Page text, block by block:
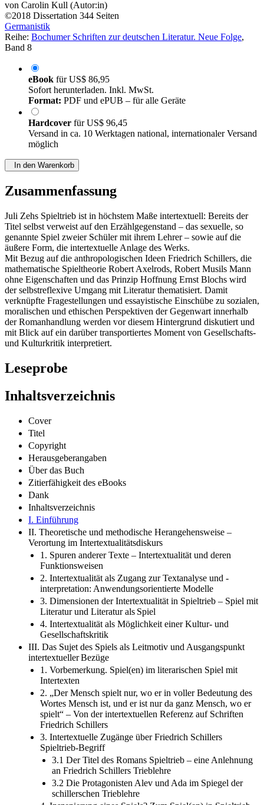
von Carolin Kull (Autor:in)
©2018 Dissertation 344 Seiten
Germanistik
Reihe: Bochumer Schriften zur deutschen Literatur. Neue Folge,
Band 8
eBook fürUS$ 86,95
Sofort herunterladen. Inkl. MwSt.
Format: PDF und ePUB – für alle Geräte
Hardcover fürUS$ 96,45
Versand in ca. 10 Werktagen national, internationaler Versand
möglich
In den Warenkorb
Zusammenfassung
Juli Zehs Spieltrieb ist in höchstem Maße intertextuell: Bereits der
Titel selbst verweist auf den Erzählgegenstand – das sexuelle, so
genannte Spiel zweier Schüler mit ihrem Lehrer – sowie auf die
äußere Form, die intertextuelle Anlage des Werks.
Mit Bezug auf die anthropologischen Ideen Friedrich Schillers, die
mathematische Spieltheorie Robert Axelrods, Robert Musils Mann
ohne Eigenschaften und das Prinzip Hoffnung Ernst Blochs wird
der selbstreflexive Umgang mit Literatur thematisiert. Damit
verknüpfte Fragestellungen und essayistische Einschübe zu sozialen,
moralischen und ethischen Perspektiven der Gegenwart innerhalb
der Romanhandlung werden vor diesem Hintergrund diskutiert und
mit Blick auf ein darüber transportiertes Moment von Gesellschafts-
und Kulturkritik interpretiert.
Leseprobe
Inhaltsverzeichnis
Cover
Titel
Copyright
Herausgeberangaben
Über das Buch
Zitierfähigkeit des eBooks
Dank
Inhaltsverzeichnis
I. Einführung
II. Theoretische und methodische Herangehensweise –
Verortung im Intertextualitätsdiskurs
1. Spuren anderer Texte – Intertextualität und deren
Funktionsweisen
2. Intertextualität als Zugang zur Textanalyse und -
interpretation: Anwendungsorientierte Modelle
3. Dimensionen der Intertextualität in Spieltrieb – Spiel mit
Literatur und Literatur als Spiel
4. Intertextualität als Möglichkeit einer Kultur- und
Gesellschaftskritik
III. Das Sujet des Spiels als Leitmotiv und Ausgangspunkt
intertextueller Bezüge
1. Vorbemerkung. Spiel(en) im literarischen Spiel mit
Intertexten
2. „Der Mensch spielt nur, wo er in voller Bedeutung des
Wortes Mensch ist, und er ist nur da ganz Mensch, wo er
spielt“ – Von der intertextuellen Referenz auf Schriften
Friedrich Schillers
3. Intertextuelle Zugänge über Friedrich Schillers
Spieltrieb-Begriff
3.1 Der Titel des Romans Spieltrieb – eine Anlehnung
an Friedrich Schillers Trieblehre
3.2 Die Protagonisten Alev und Ada im Spiegel der
schillerschen Trieblehre